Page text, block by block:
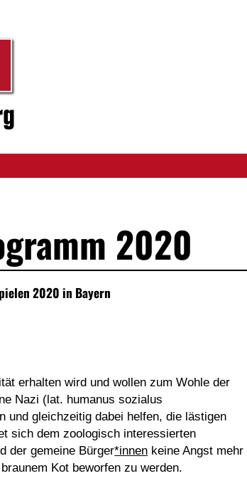
2020
2020 in Bayern
erhalten wird und wollen zum Wohle der
Nazi (lat. humanus sozialus
und gleichzeitig dabei helfen, die lästigen
sich dem zoologisch interessierten
der gemeine Bürger*innen keine Angst mehr
Kot beworfen zu werden.